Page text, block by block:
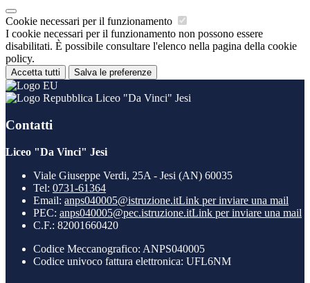
Cookie necessari per il funzionamento
I cookie necessari per il funzionamento non possono essere
disabilitati. È possibile consultare l'elenco nella pagina della cookie
policy.
Accetta tutti Salva le preferenze
Liceo "Da Vinci" Jesi
Contatti
Liceo "Da Vinci" Jesi
Viale Giuseppe Verdi, 25A - Jesi (AN) 60035
Tel: 0731-61364
Email: anps040005@istruzione.itLink per inviare una mail
PEC: anps040005@pec.istruzione.itLink per inviare una mail
C.F.: 82001660420
Codice Meccanografico: ANPS040005
Codice univoco fattura elettronica: UFL6NM